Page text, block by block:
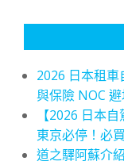
2026 日本租
與保險 NOC
【2026 日本
東京必停！必
道之驛阿蘇介